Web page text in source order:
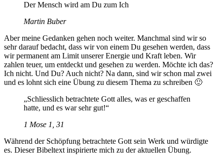
Der Mensch wird am Du zum Ich
Martin Buber
Aber meine Gedanken gehen noch weiter. Manchmal sind wir so
sehr darauf bedacht, dass wir von einem Du gesehen werden, dass
wir permanent am Limit unserer Energie und Kraft leben. Wir
zahlen teuer, um entdeckt und gesehen zu werden. Möchte ich das?
Ich nicht. Und Du? Auch nicht? Na dann, sind wir schon mal zwei
und es lohnt sich eine Übung zu diesem Thema zu schreiben 🙂
„Schliesslich betrachtete Gott alles, was er geschaffen
hatte, und es war sehr gut!“
1 Mose 1, 31
Während der Schöpfung betrachtete Gott sein Werk und würdigte
es. Dieser Bibeltext inspirierte mich zu der aktuellen Übung.